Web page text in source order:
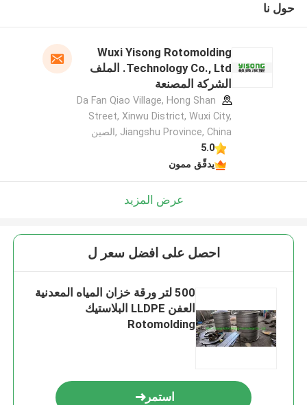
حول نا
Wuxi Yisong Rotomolding
Technology Co., Ltd. الملف
الشركة المصنعة
Da Fan Qiao Village, Hong Shan
Street, Xinwu District, Wuxi City,
Jiangshu Province, China ,الصين
5.0
يدقّق ممون
عرض المزيد
احصل على افضل سعر ل
500 لتر ورقة خزان المياه المعدنية
العفن LLDPE البلاستيك
Rotomolding
استمر